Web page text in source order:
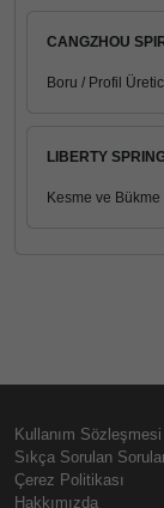
CANGZHOU
Boru / Profil
LIBERTY
Kesme ve
Kullanım Sözleşmesi
Sıkça Sorulan
Çerez Politikası
Hakkımızda